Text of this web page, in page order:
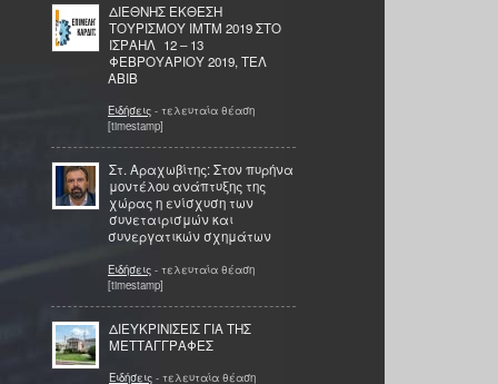
ΔΙΕΘΝΗΣ ΕΚΘΕΣΗ
ΤΟΥΡΙΣΜΟΥ IMTM 2019 ΣΤΟ
ΙΣΡΑΗΛ 12 – 13
ΦΕΒΡΟΥΑΡΙΟΥ 2019, ΤΕΛ
ΑΒΙΒ
Ειδήσεις - τελευταία θέαση
[timestamp]
Στ. Αραχωβίτης: Στον πυρήνα
μοντέλου ανάπτυξης της
χώρας η ενίσχυση των
συνεταιρισμών και
συνεργατικών σχημάτων
Ειδήσεις - τελευταία θέαση
[timestamp]
ΔΙΕΥΚΡΙΝΙΣΕΙΣ ΓΙΑ ΤΗΣ
ΜΕΤΤΑΓΓΡΑΦΕΣ
Ειδήσεις - τελευταία θέαση